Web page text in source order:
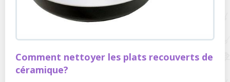
Comment nettoyer les plats recouverts de
céramique?